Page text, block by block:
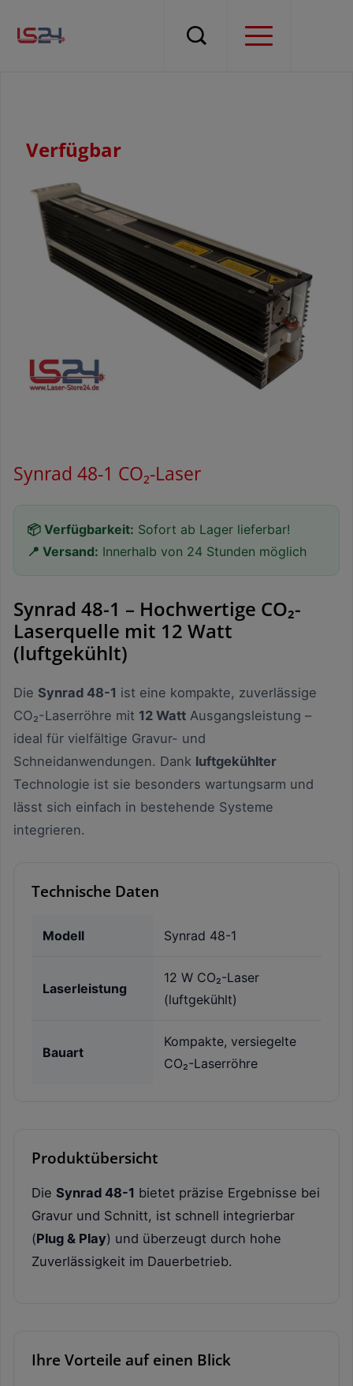
Verfügbar
Synrad 48-1 CO₂-Laser
📦 Verfügbarkeit: Sofort ab Lager lieferbar!
📍 Versand: Innerhalb von 24 Stunden möglich
Synrad 48-1 – Hochwertige CO₂-
Laserquelle mit 12 Watt
(luftgekühlt)
Die Synrad 48-1 ist eine kompakte, zuverlässige
CO₂-Laserröhre mit 12 Watt Ausgangsleistung –
ideal für vielfältige Gravur- und
Schneidanwendungen. Dank luftgekühlter
Technologie ist sie besonders wartungsarm und
lässt sich einfach in bestehende Systeme
integrieren.
Technische Daten
Modell Synrad 48-1
Laserleistung
12 W CO₂-Laser
(luftgekühlt)
Bauart
Kompakte, versiegelte
CO₂-Laserröhre
Produktübersicht
Die Synrad 48-1 bietet präzise Ergebnisse bei
Gravur und Schnitt, ist schnell integrierbar
(Plug & Play) und überzeugt durch hohe
Zuverlässigkeit im Dauerbetrieb.
Ihre Vorteile auf einen Blick